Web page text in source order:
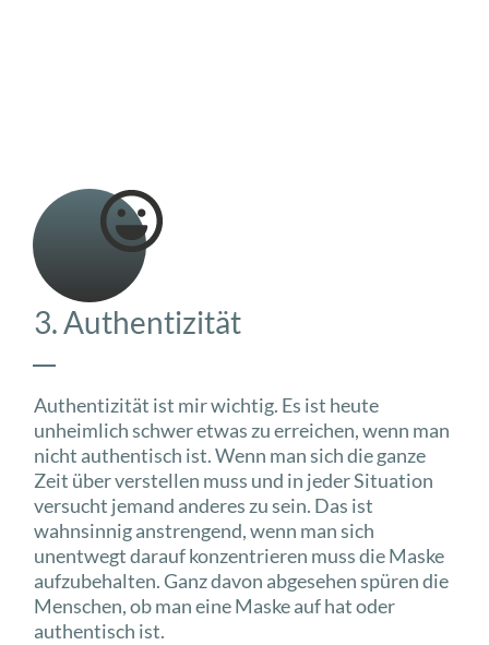
3. Authentizität
Authentizität ist mir wichtig. Es ist heute
unheimlich schwer etwas zu erreichen, wenn man
nicht authentisch ist. Wenn man sich die ganze
Zeit über verstellen muss und in jeder Situation
versucht jemand anderes zu sein. Das ist
wahnsinnig anstrengend, wenn man sich
unentwegt darauf konzentrieren muss die Maske
aufzubehalten. Ganz davon abgesehen spüren die
Menschen, ob man eine Maske auf hat oder
authentisch ist.